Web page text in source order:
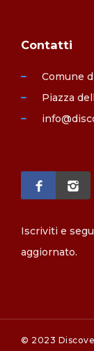
Contatti
Comune
Piazza
Iscriviti e
aggiornato.
© 2023